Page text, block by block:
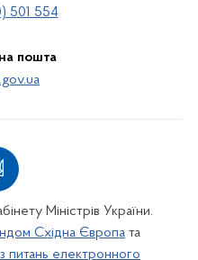
501 554
пошта
Міністрів України.
Східна Європа та
питань електронного